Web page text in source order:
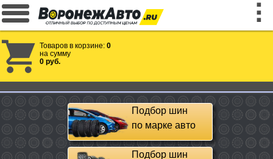
Товаров в корзине: 0
на сумму
0 руб.
Подбор шин
по марке авто
Подбор шин